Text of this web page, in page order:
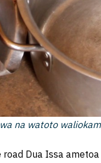
na watoto
Dua Issa